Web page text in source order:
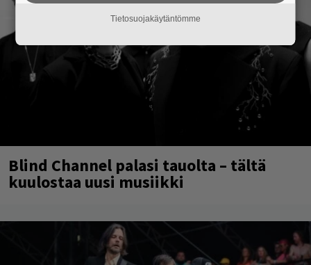
Blind Channel palasi tauolta – tältä
kuulostaa uusi musiikki
Tietosuojakäytäntömme